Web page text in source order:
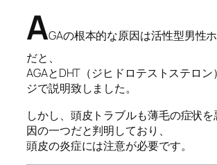
AGAの根本的な原因は活性型男性
だと、
AGAとDHT（ジヒドロテストステロ
ジで説明致しました。
しかし、頭皮トラブルも薄毛の症状
因の一つだと判明しており、
頭皮の炎症には注意が必要です。